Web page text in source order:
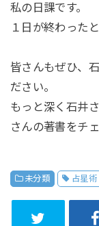
私の日課です。
１日が終わった
皆さんもぜひ、
ださい。
もっと深く石井
さんの著書をチェ
未分類 占星術